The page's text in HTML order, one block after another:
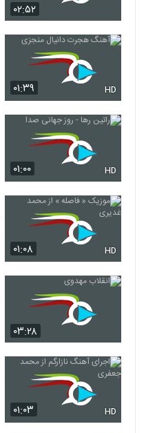
۰۲:۵۲
۰۱:۳۹ HD
۰۱:۰۰ HD
۰۱:۰۸ HD
۰۳:۲۸
۰۱:۰۳ HD